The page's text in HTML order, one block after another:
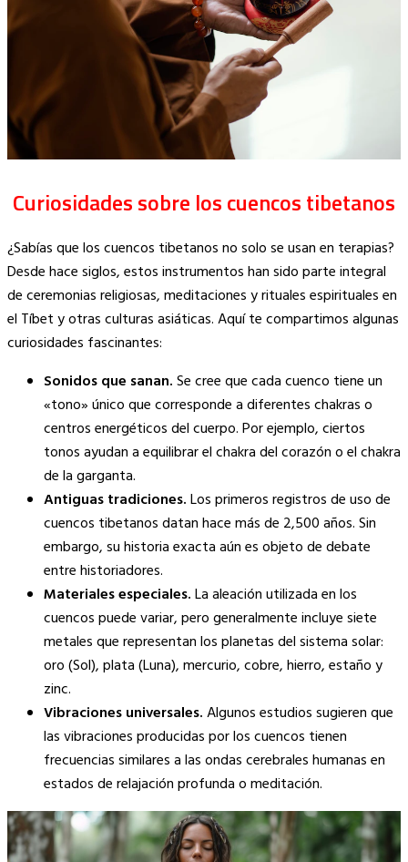
Curiosidades sobre los cuencos tibetanos
¿Sabías que los cuencos tibetanos no solo se usan en terapias?
Desde hace siglos, estos instrumentos han sido parte integral
de ceremonias religiosas, meditaciones y rituales espirituales en
el Tíbet y otras culturas asiáticas. Aquí te compartimos algunas
curiosidades fascinantes:
Sonidos que sanan.Se cree que cada cuenco tiene un
«tono» único que corresponde a diferentes chakras o
centros energéticos del cuerpo. Por ejemplo, ciertos
tonos ayudan a equilibrar el chakra del corazón o el chakra
de la garganta.
Antiguas tradiciones.Los primeros registros de uso de
cuencos tibetanos datan hace más de 2,500 años. Sin
embargo, su historia exacta aún es objeto de debate
entre historiadores.
Materiales especiales.La aleación utilizada en los
cuencos puede variar, pero generalmente incluye siete
metales que representan los planetas del sistema solar:
oro (Sol), plata (Luna), mercurio, cobre, hierro, estaño y
zinc.
Vibraciones universales.Algunos estudios sugieren que
las vibraciones producidas por los cuencos tienen
frecuencias similares a las ondas cerebrales humanas en
estados de relajación profunda o meditación.